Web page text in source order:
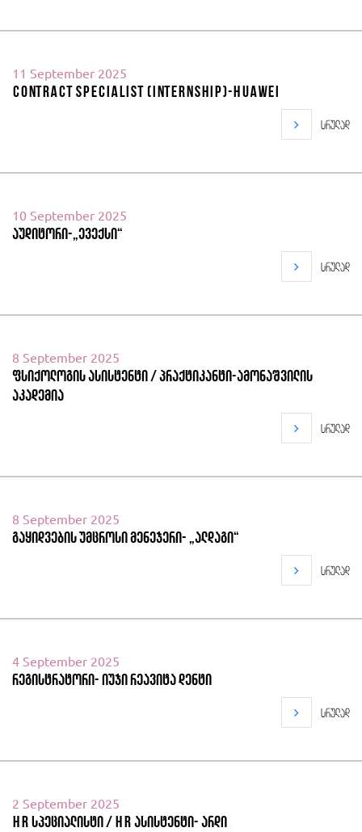
11 September 2025
Contract Specialist (Internship)-Huawei
სრულად
10 September 2025
აუდიტორი-„ევექსი“
სრულად
8 September 2025
ფსიქოლოგის ასისტენტი / პრაქტიკანტი-ამონაშვილის
აკადემია
სრულად
8 September 2025
გაყიდვების უმცროსი მენეჯერი- „ალდაგი“
სრულად
4 September 2025
რეგისტრატორი- იუჯი რეავიტა დენტი
სრულად
2 September 2025
HR სპეციალისტი / HR ასისტენტი- არდი